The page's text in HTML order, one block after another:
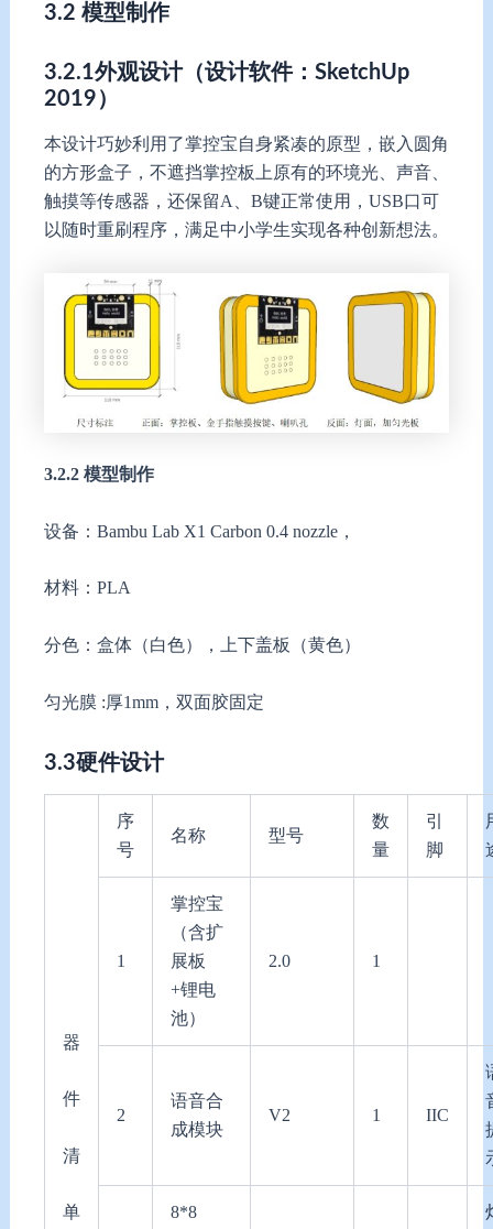
3.2 模型制作
3.2.1外观设计（设计软件：SketchUp
2019 ）
本设计巧妙利用了掌控宝自身紧凑的原型，嵌入圆角
的方形盒子，不遮挡掌控板上原有的环境光、声音、
触摸等传感器，还保留A、B键正常使用，USB口可
以随时重刷程序，满足中小学生实现各种创新想法。
3.2.2 模型制作
设备：Bambu Lab X1 Carbon 0.4 nozzle，
材料：PLA
分色：盒体（白色），上下盖板（黄色）
匀光膜 :厚1mm，双面胶固定
3.3硬件设计
器
件
清
单
序
号
名称 型号
数
量
引
脚
1
掌控宝
（含扩
展板
+锂电
池）
2.0 1
2
语音合
成模块
V2 1 IIC
8*8